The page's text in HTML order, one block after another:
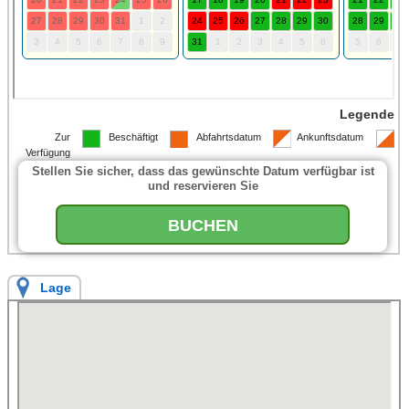
Legende
Zur
Verfügung
Beschäftigt Abfahrtsdatum Ankunftsdatum
Stellen Sie sicher, dass das gewünschte Datum verfügbar ist
und reservieren Sie
BUCHEN
Lage